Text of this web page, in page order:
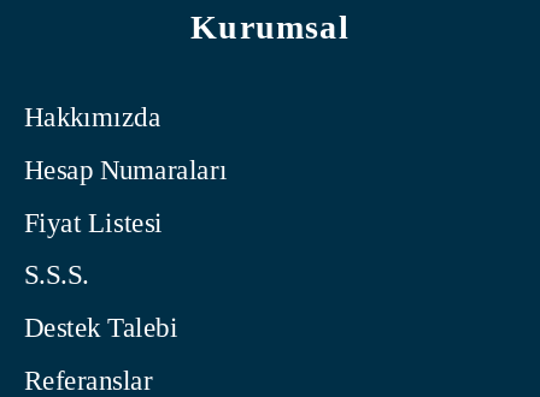
Kurumsal
Hakkımızda
Hesap Numaraları
Fiyat Listesi
S.S.S.
Destek Talebi
Referanslar